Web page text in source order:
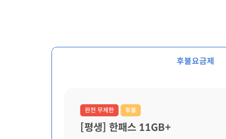
후불요금제
완전 무제한 후불
[평생] 한패스 11GB+